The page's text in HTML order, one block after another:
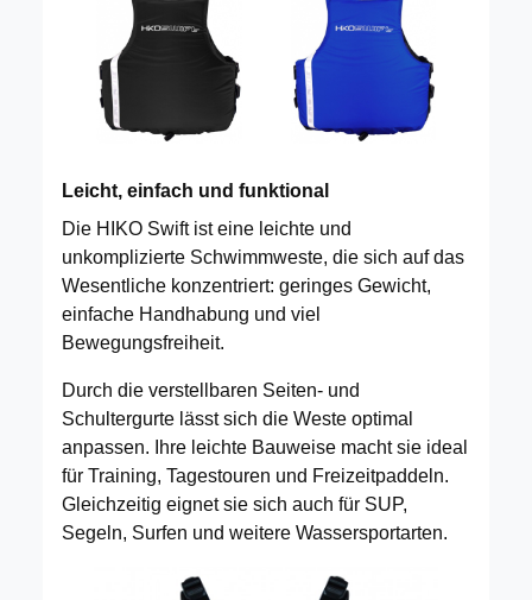
Leicht, einfach und funktional
Die HIKO Swift ist eine leichte und
unkomplizierte Schwimmweste, die sich auf das
Wesentliche konzentriert: geringes Gewicht,
einfache Handhabung und viel
Bewegungsfreiheit.
Durch die verstellbaren Seiten- und
Schultergurte lässt sich die Weste optimal
anpassen. Ihre leichte Bauweise macht sie ideal
für Training, Tagestouren und Freizeitpaddeln.
Gleichzeitig eignet sie sich auch für SUP,
Segeln, Surfen und weitere Wassersportarten.